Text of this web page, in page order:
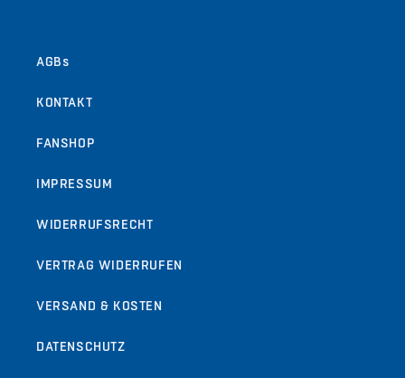
AGBs
KONTAKT
FANSHOP
IMPRESSUM
WIDERRUFSRECHT
VERTRAG WIDERRUFEN
VERSAND & KOSTEN
DATENSCHUTZ